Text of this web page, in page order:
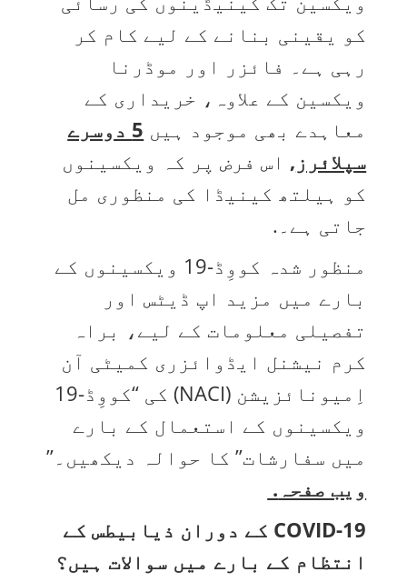
کو یقینی بنانے کے لیے کام کر
رہی ہے۔ فائزر اور موڈرنا
ویکسین کے علاوہ، خریداری کے
معاہدے بھی موجود ہیں
5 دوسرے
سپلائرز , اس فرض پر کہ ویکسینوں
کو ہیلتھ کینیڈا کی منظوری مل
جاتی ہے۔.
منظور شدہ کووِڈ-19 ویکسینوں کے
بارے میں مزید اپ ڈیٹس اور
تفصیلی معلومات کے لیے، براہ
کرم نیشنل ایڈوائزری کمیٹی آن
اِمیونائزیشن (NACI) کی “کووِڈ-19
ویکسینوں کے استعمال کے بارے
میں سفارشات” کا حوالہ دیکھیں۔”
ویب صفحہ .
COVID-19 کے دوران ذیابیطس کے
انتظام کے بارے میں سوالات ہیں؟